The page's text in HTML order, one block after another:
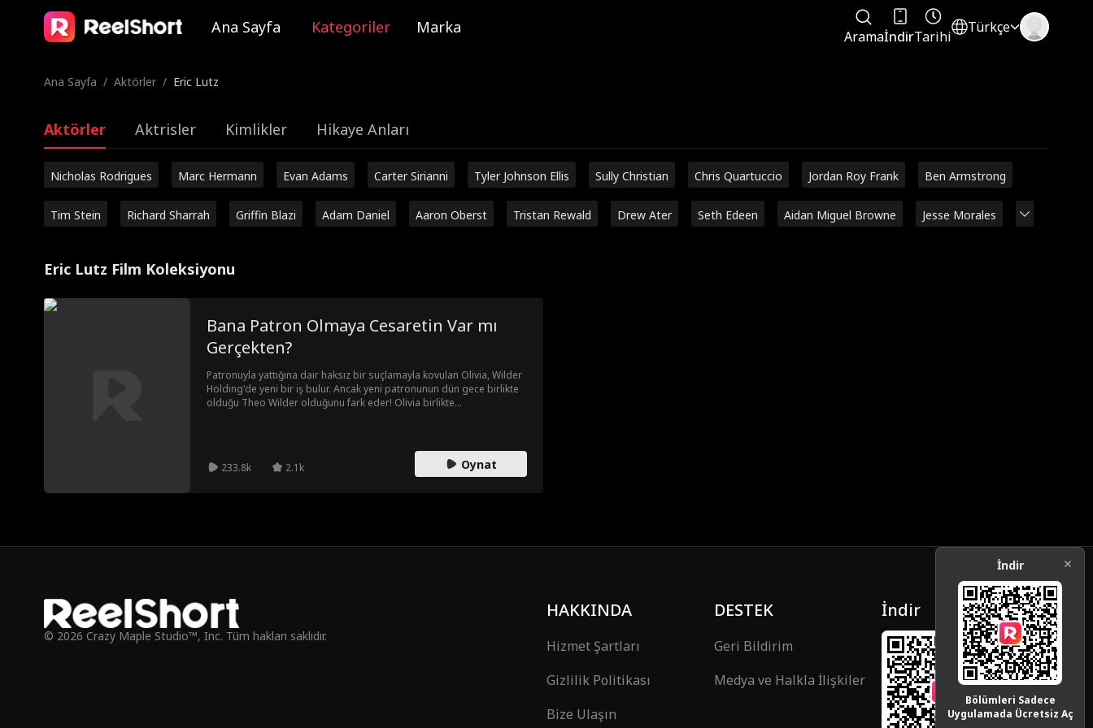
Ana Sayfa Kategoriler Marka AramaİndirTarihi
Türkçe
Ana Sayfa / Aktörler / Eric Lutz
Aktörler Aktrisler Kimlikler Hikaye Anları
Nicholas Rodrigues Marc Hermann Evan Adams Carter Sirianni Tyler Johnson Ellis Sully Christian Chris Quartuccio Jordan Roy Frank Ben Armstrong
Tim Stein Richard Sharrah Griffin Blazi Adam Daniel Aaron Oberst Tristan Rewald Drew Ater Seth Edeen Aidan Miguel Browne Jesse Morales
Eric Lutz Film Koleksiyonu
Bana Patron Olmaya Cesaretin Var mı
Gerçekten?
Patronuyla yattığına dair haksız bir suçlamayla kovulan Olivia, Wilder
Holding'de yeni bir iş bulur. Ancak yeni patronunun dün gece birlikte
olduğu Theo Wilder olduğunu fark eder! Olivia birlikte
patronunun kışkırtıcı hamlelerine daha ne kadar dayanabilecektir?
233.8k 2.1k Oynat
© 2026 Crazy Maple Studio™, Inc. Tüm hakları saklıdır.
HAKKINDA
Hizmet Şartları
Gizlilik Politikası
Bize Ulaşın
DESTEK
Geri Bildirim
Medya ve Halkla İlişkiler
İndir
İndir
Bölümleri Sadece
Uygulamada Ücretsiz Aç